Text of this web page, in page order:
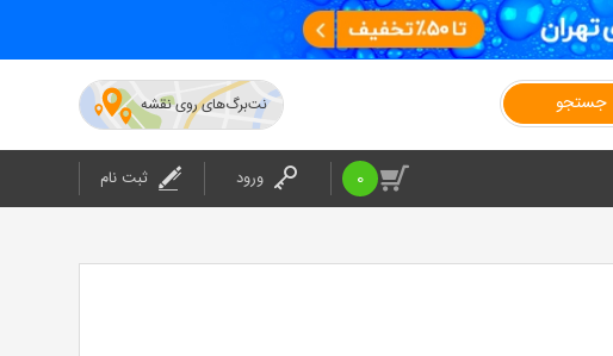
جستجو نت‌برگ‌های روی نقشه
0 ورود ثبت نام